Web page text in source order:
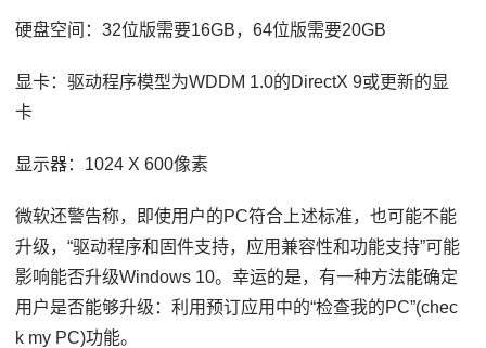
硬盘空间：32位版需要16GB，64位版需要20GB
显卡：驱动程序模型为WDDM 1.0的DirectX 9或更新的显
卡
显示器：1024 X 600像素
微软还警告称，即使用户的PC符合上述标准，也可能不能
升级，“驱动程序和固件支持，应用兼容性和功能支持”可能
影响能否升级Windows 10。幸运的是，有一种方法能确定
用户是否能够升级：利用预订应用中的“检查我的PC”(chec
k my PC)功能。